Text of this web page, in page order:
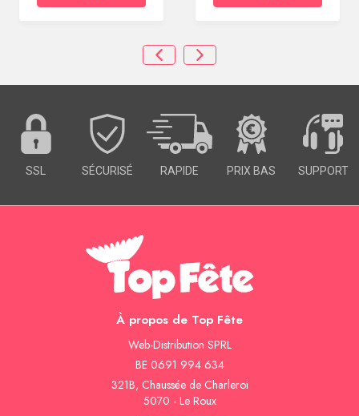
SSL SÉCURISÉ RAPIDE PRIX BAS SUPPORT
À propos de Top Fête
Web-Distribution SPRL
BE 0691 994 634
321B, Chaussée de Charleroi
5070 - Le Roux